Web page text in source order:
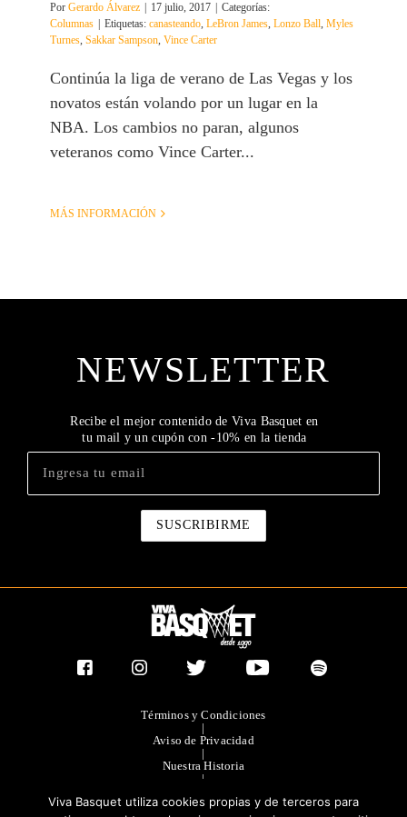
Por Gerardo Álvarez 17 julio, 2017
Categorías:
Columnas
Etiquetas: canasteando, LeBron James, Lonzo Ball, Myles
Turnes, Sakkar Sampson, Vince Carter
Continúa la liga de verano de Las Vegas y los
novatos están volando por un lugar en la
NBA. Los cambios no paran, algunos
veteranos como Vince Carter...
MÁS INFORMACIÓN
NEWSLETTER
Recibe el mejor contenido de Viva Basquet en
tu mail y un cupón con -10% en la tienda
Términos y Condiciones
|
Aviso de Privacidad
|
Nuestra Historia
|
|
Viva Basquet utiliza cookies propias y de terceros para